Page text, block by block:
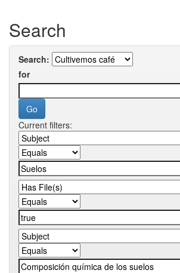
Search
Search:
for
Current filters: